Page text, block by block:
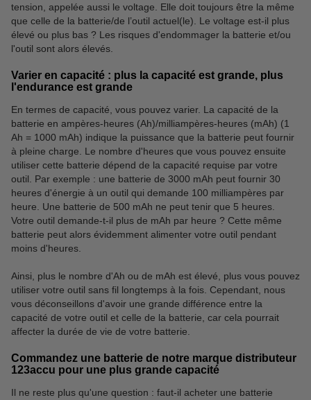
tension, appelée aussi le voltage. Elle doit toujours être la même
que celle de la batterie/de l’outil actuel(le). Le voltage est-il plus
élevé ou plus bas ? Les risques d'endommager la batterie et/ou
l'outil sont alors élevés.
Varier en capacité : plus la capacité est grande, plus
l'endurance est grande
En termes de capacité, vous pouvez varier. La capacité de la
batterie en ampères-heures (Ah)/milliampères-heures (mAh) (1
Ah = 1000 mAh) indique la puissance que la batterie peut fournir
à pleine charge. Le nombre d'heures que vous pouvez ensuite
utiliser cette batterie dépend de la capacité requise par votre
outil. Par exemple : une batterie de 3000 mAh peut fournir 30
heures d'énergie à un outil qui demande 100 milliampères par
heure. Une batterie de 500 mAh ne peut tenir que 5 heures.
Votre outil demande-t-il plus de mAh par heure ? Cette même
batterie peut alors évidemment alimenter votre outil pendant
moins d'heures.
Ainsi, plus le nombre d'Ah ou de mAh est élevé, plus vous pouvez
utiliser votre outil sans fil longtemps à la fois. Cependant, nous
vous déconseillons d'avoir une grande différence entre la
capacité de votre outil et celle de la batterie, car cela pourrait
affecter la durée de vie de votre batterie.
Commandez une batterie de notre marque distributeur
123accu pour une plus grande capacité
Il ne reste plus qu'une question : faut-il acheter une batterie